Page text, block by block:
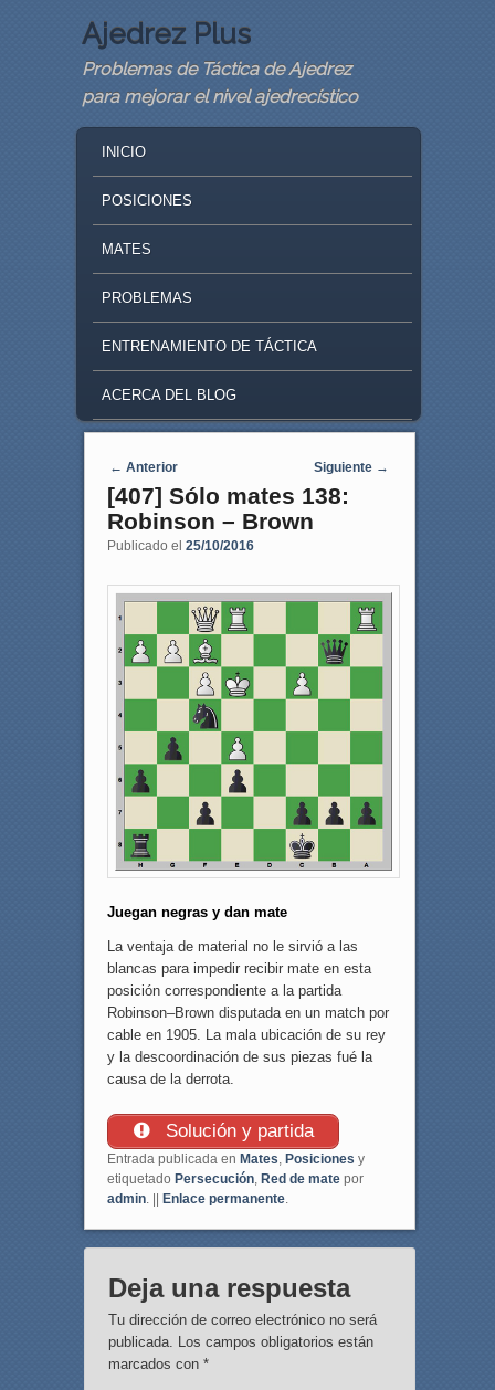
Ajedrez Plus
Problemas de Táctica de Ajedrez
para mejorar el nivel ajedrecístico
SKIP TO PRIMARY CONTENT
SKIP TO SECONDARY CONTENT
INICIO
POSICIONES
MATES
PROBLEMAS
ENTRENAMIENTO DE TÁCTICA
ACERCA DEL BLOG
Navegaci�n de entradas
← Anterior Siguiente →
[407] Sólo mates 138:
Robinson – Brown
Publicado el 25/10/2016
Juegan negras y dan mate
La ventaja de material no le sirvió a las
blancas para impedir recibir mate en esta
posición correspondiente a la partida
Robinson–Brown disputada en un match por
cable en 1905. La mala ubicación de su rey
y la descoordinación de sus piezas fué la
causa de la derrota.
Solución y partida
Entrada publicada en Mates, Posiciones y
etiquetado Persecución, Red de matepor
admin. || Enlace permanente.
Deja una respuesta
Tu dirección de correo electrónico no será
publicada. Los campos obligatorios están
marcados con *